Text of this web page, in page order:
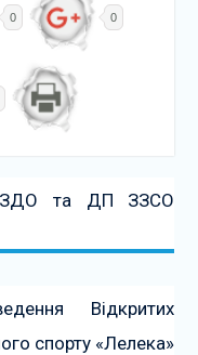
0 0
ЗДО та ДП ЗЗСО
Відкритих
спорту «Лелека»